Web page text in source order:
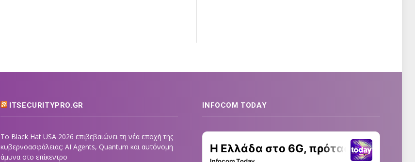
ITSECURITYPRO.GR
Το Black Hat USA 2026 επιβεβαιώνει τη νέα εποχή της
κυβερνοασφάλειας: AI Agents, Quantum και αυτόνομη
άμυνα στο επίκεντρο
INFOCOM TODAY